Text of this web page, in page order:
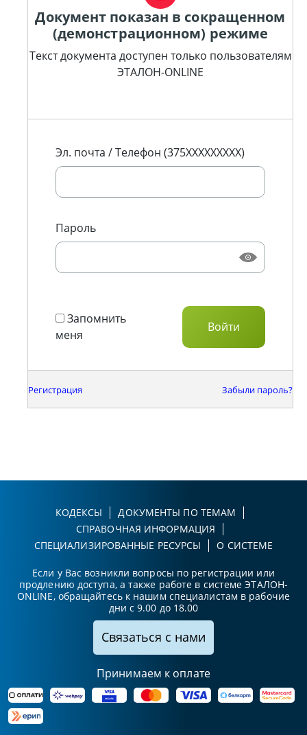
Документ показан в сокращенном
(демонстрационном) режиме
Текст документа доступен только пользователям
ЭТАЛОН-ONLINE
Эл. почта / Телефон (375XXXXXXXXX)
Пароль
Запомнить
меня
Регистрация Забыли пароль?
КОДЕКСЫ
ДОКУМЕНТЫ ПО ТЕМАМ
СПРАВОЧНАЯ ИНФОРМАЦИЯ
СПЕЦИАЛИЗИРОВАННЫЕ РЕСУРСЫ
О СИСТЕМЕ
Если у Вас возникли вопросы по регистрации или
продлению доступа, а также работе в системе ЭТАЛОН-
ONLINE, обращайтесь к нашим специалистам в рабочие
дни с 9.00 до 18.00
Связаться с нами
Принимаем к оплате